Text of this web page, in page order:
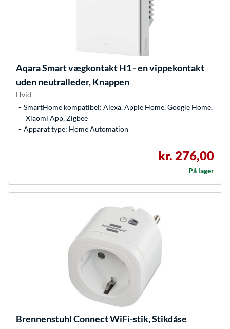
AqaraSmart vægkontakt H1 - en vippekontakt
uden neutralleder, Knappen
Hvid
SmartHome kompatibel: Alexa, Apple Home, Google Home,
Xiaomi App, Zigbee
Apparat type: Home Automation
kr. 276,00
På lager
BrennenstuhlConnect WiFi-stik, Stikdåse